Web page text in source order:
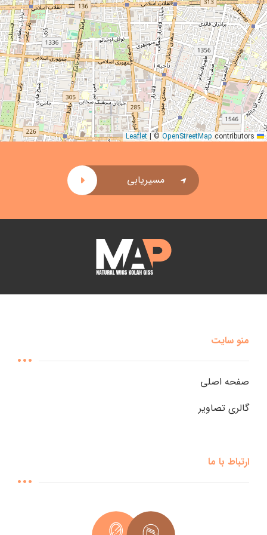
منو سایت
صفحه اصلی
گالری تصاویر
ارتباط با ما
|© OpenStreetMapcontributors
مسیریابی